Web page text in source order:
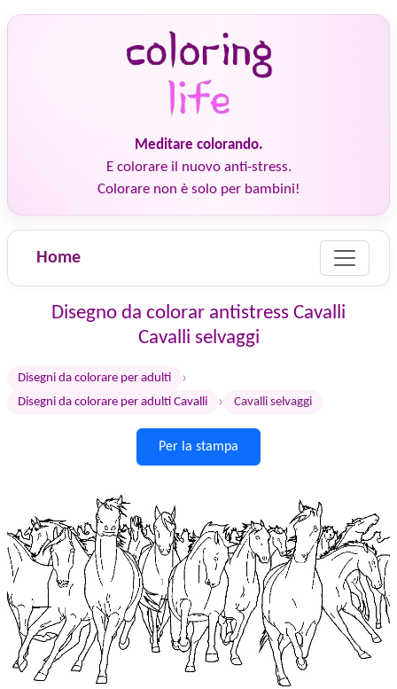
Meditare colorando.
E colorare il nuovo anti-stress.
Colorare non è solo per bambini!
Home
Disegno da colorar antistress Cavalli
Cavalli selvaggi
Disegni da colorare per adulti ›
Disegni da colorare per adulti Cavalli › Cavalli selvaggi
Per la stampa